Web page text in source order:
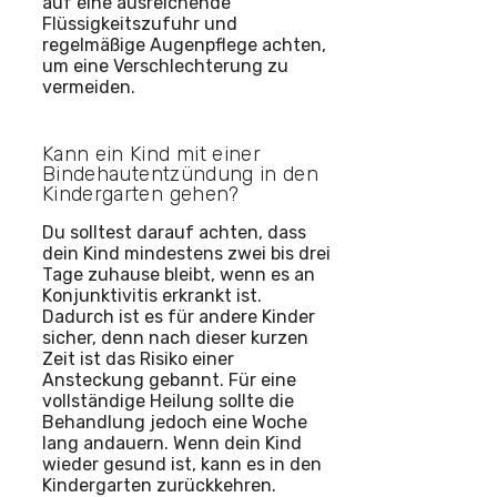
Flüssigkeitszufuhr und
regelmäßige Augenpflege achten,
um eine Verschlechterung zu
vermeiden.
Kann ein Kind mit einer
Bindehautentzündung in den
Kindergarten gehen?
Du solltest darauf achten, dass
dein Kind mindestens zwei bis drei
Tage zuhause bleibt, wenn es an
Konjunktivitis erkrankt ist.
Dadurch ist es für andere Kinder
sicher, denn nach dieser kurzen
Zeit ist das Risiko einer
Ansteckung gebannt. Für eine
vollständige Heilung sollte die
Behandlung jedoch eine Woche
lang andauern. Wenn dein Kind
wieder gesund ist, kann es in den
Kindergarten zurückkehren.